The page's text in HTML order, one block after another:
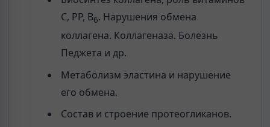
С, РР, В6. Нарушения обмена
коллагена. Коллагеназа. Болезнь
Педжета и др.
Метаболизм эластина и нарушение
его обмена.
Состав и строение протеогликанов.